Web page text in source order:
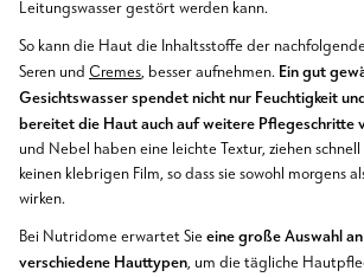
Leitungswasser gestört werden kann.
So kann die Haut die Inhaltsstoffe der
Seren und Cremes, besser aufnehmen. Ein gut
Gesichtswasser spendet nicht nur Feuchtigkeit
bereitet die Haut auch auf weitere Pflegeschritte
und Nebel haben eine leichte Textur, ziehen
keinen klebrigen Film, so dass sie sowohl morgens
wirken.
Bei Nutridome erwartet Sie eine große Auswahl
verschiedene Hauttypen, um die tägliche